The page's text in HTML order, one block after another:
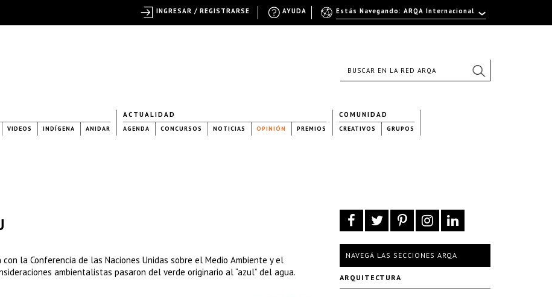
VIDEOS INDÍGENA ANIDAR
ACTUALIDAD
AGENDA CONCURSOS NOTICIAS OPINIÓN PREMIOS
COMUNIDAD
CREATIVOS GRUPOS
la Conferencia de las Naciones Unidas sobre el Medio Ambiente y el
ambientalistas pasaron del verde originario al “azul” del agua.
NAVEGÁ LAS SECCIONES ARQA
ARQUITECTURA
Estás Navegando: ARQA Internacional
AYUDA
INGRESAR / REGISTRARSE